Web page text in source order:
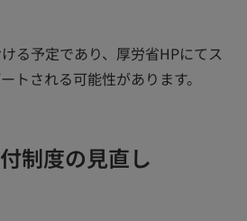
る予定であり、厚労省HPにてス
トされる可能性があります。
制度の見直し